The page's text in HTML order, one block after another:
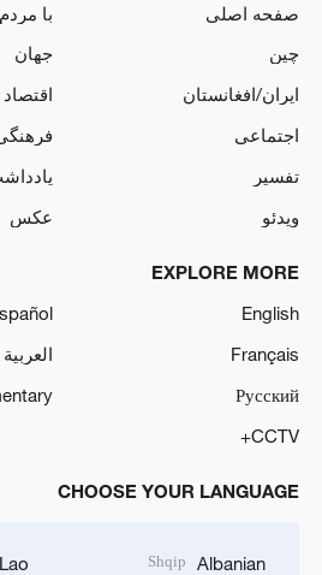
صفحه اصلی
با مردم
چین
جهان
ایران/افغانستان
اقتصاد
اجتماعی
تفسیر
ویدئو
عکس
EXPLORE MORE
English
Français
العربية
Русский
CCTV+
CHOOSE YOUR LANGUAGE
Albanian
Shqip
Lao